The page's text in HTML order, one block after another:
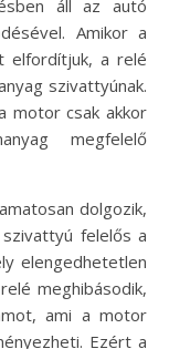
áll az autó
Amikor a
elfordítjuk, a relé
szivattyúnak.
motor csak akkor
megfelelő
dolgozik,
felelős a
elengedhetetlen
meghibásodik,
ami a motor
Ezért a